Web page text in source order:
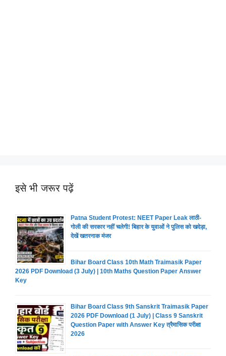
इसे भी जरूर पढ़ें
Patna Student Protest: NEET Paper Leak लाठी-
गोली की सरकार नहीं चलेगी! बिहार के युवाओं ने पुलिस को खदेड़ा,
देखें खतरनाक मंजर
Bihar Board Class 10th Math Traimasik Paper
2026 PDF Download (3 July) | 10th Maths Question Paper Answer
Key
Bihar Board Class 9th Sanskrit Traimasik Paper
2026 PDF Download (1 July) | Class 9 Sanskrit
Question Paper with Answer Key त्रैमासिक परीक्षा
2026